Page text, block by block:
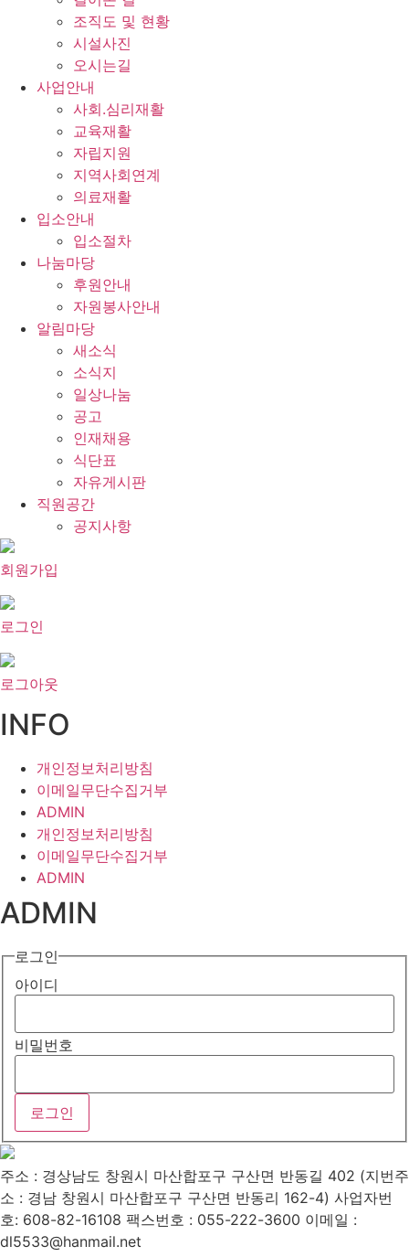
조직도 및 현황
시설사진
오시는길
사업안내
사회.심리재활
교육재활
자립지원
지역사회연계
의료재활
입소안내
입소절차
나눔마당
후원안내
자원봉사안내
알림마당
새소식
소식지
일상나눔
공고
인재채용
식단표
자유게시판
직원공간
공지사항
회원가입
로그인
로그아웃
INFO
개인정보처리방침
이메일무단수집거부
ADMIN
개인정보처리방침
이메일무단수집거부
ADMIN
ADMIN
로그인
아이디
비밀번호
주소 : 경상남도 창원시 마산합포구 구산면 반동길 402 (지번주
소 : 경남 창원시 마산합포구 구산면 반동리 162-4) 사업자번
호: 608-82-16108 팩스번호 : 055-222-3600 이메일 :
dl5533@hanmail.net